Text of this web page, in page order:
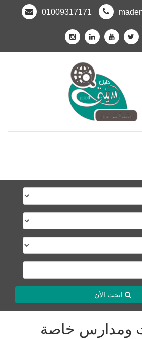
01009317171
ابحث الأن
ومدارس خاصة